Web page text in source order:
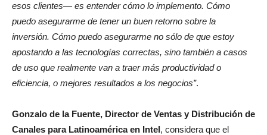
esos clientes— es entender cómo lo implemento. Cómo
puedo asegurarme de tener un buen retorno sobre la
inversión. Cómo puedo asegurarme no sólo de que estoy
apostando a las tecnologías correctas, sino también a casos
de uso que realmente van a traer más productividad o
eficiencia, o mejores resultados a los negocios”.
Gonzalo de la Fuente, Director de Ventas y Distribución de
Canales para Latinoamérica en Intel, considera que el